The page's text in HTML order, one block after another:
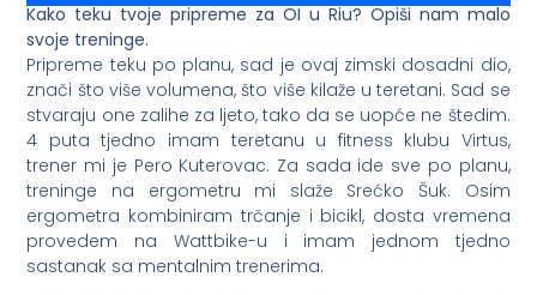
Kako teku tvoje pripreme za OI u Riu? Opiši nam malo
svoje treninge.
Pripreme teku po planu, sad je ovaj zimski dosadni dio,
znači što više volumena, što više kilaže u teretani. Sad se
stvaraju one zalihe za ljeto, tako da se uopće ne štedim.
4 puta tjedno imam teretanu u fitness klubu Virtus,
trener mi je Pero Kuterovac. Za sada ide sve po planu,
treninge na ergometru mi slaže Srećko Šuk. Osim
ergometra kombiniram trčanje i bicikl, dosta vremena
provedem na Wattbike-u i imam jednom tjedno
sastanak sa mentalnim trenerima.